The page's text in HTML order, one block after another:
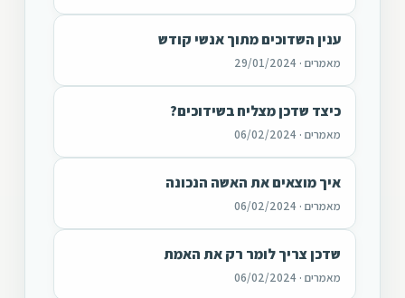
ענין השדוכים מתוך אנשי קודש
מאמרים · 29/01/2024
כיצד שדכן מצליח בשידוכים?
מאמרים · 06/02/2024
איך מוצאים את האשה הנכונה
מאמרים · 06/02/2024
שדכן צריך לומר רק את האמת
מאמרים · 06/02/2024